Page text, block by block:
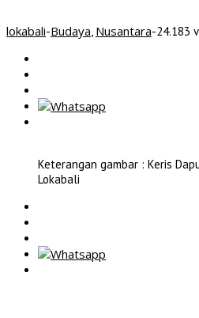
lokabali-Budaya Nusantara-24.183
Keterangan gambar : Keris
Lokabali